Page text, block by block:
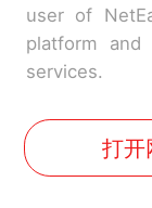
user of
platform and
services.
打开